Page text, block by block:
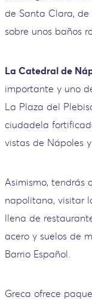
de Santa Clara,
sobre unos baños
La Catedral de
importante y uno
La Plaza del
ciudadela
vistas de Nápoles
Asimismo, tendrás
napolitana, visitar
llena de
acero y suelos de
Barrio Español.
Greca ofrece